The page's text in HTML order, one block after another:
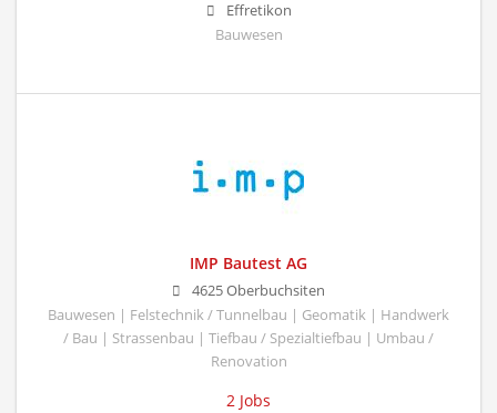
Effretikon
Bauwesen
IMP Bautest AG
4625 Oberbuchsiten
Bauwesen | Felstechnik / Tunnelbau | Geomatik | Handwerk
/ Bau | Strassenbau | Tiefbau / Spezialtiefbau | Umbau /
Renovation
2 Jobs